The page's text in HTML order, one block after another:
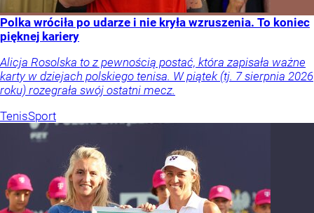
Polka wróciła po udarze i nie kryła wzruszenia. To koniec
pięknej kariery
Alicja Rosolska to z pewnością postać, która zapisała ważne
karty w dziejach polskiego tenisa. W piątek (tj. 7 sierpnia 2026
roku) rozegrała swój ostatni mecz.
TenisSport